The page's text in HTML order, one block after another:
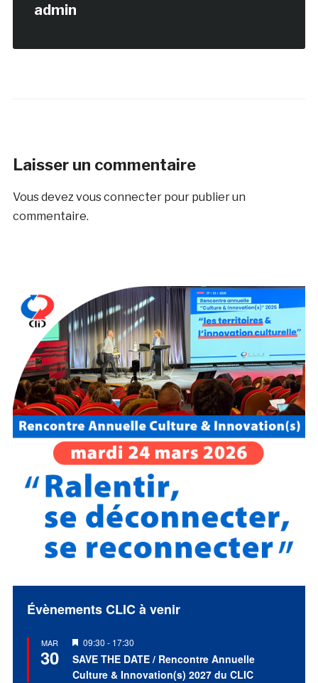
admin
Laisser un commentaire
Vous devezvous connecterpour publier un
commentaire.
Évènements CLIC à venir
MAR
30
Mis
en
avant
09:30 - 17:30
SAVE THE DATE / Rencontre Annuelle
Culture & Innovation(s) 2027 du CLIC